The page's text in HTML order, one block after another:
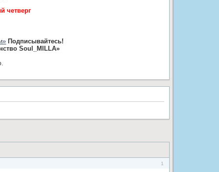
четверг
Подписывайтесь!
Soul_MILLA»
1